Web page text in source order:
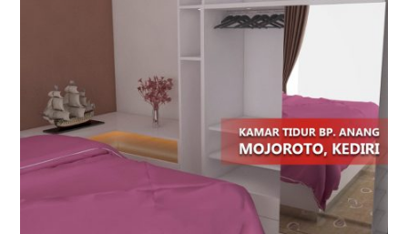
Menarik